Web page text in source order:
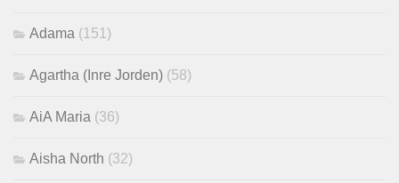
Adama (151)
Agartha (Inre Jorden) (58)
AiA Maria (36)
Aisha North (32)